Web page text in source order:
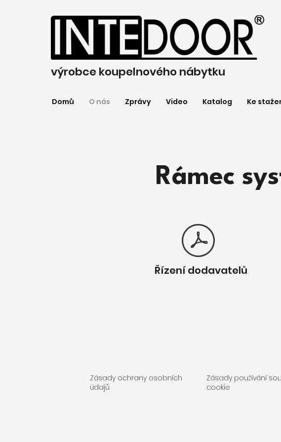
výrobce koupelnového nábytku
Domů O nás Zprávy Video Katalog Ke
Rámec
Řízení dodavatelů
Zásady ochrany osobních
údajů
Zásady používání
cookie